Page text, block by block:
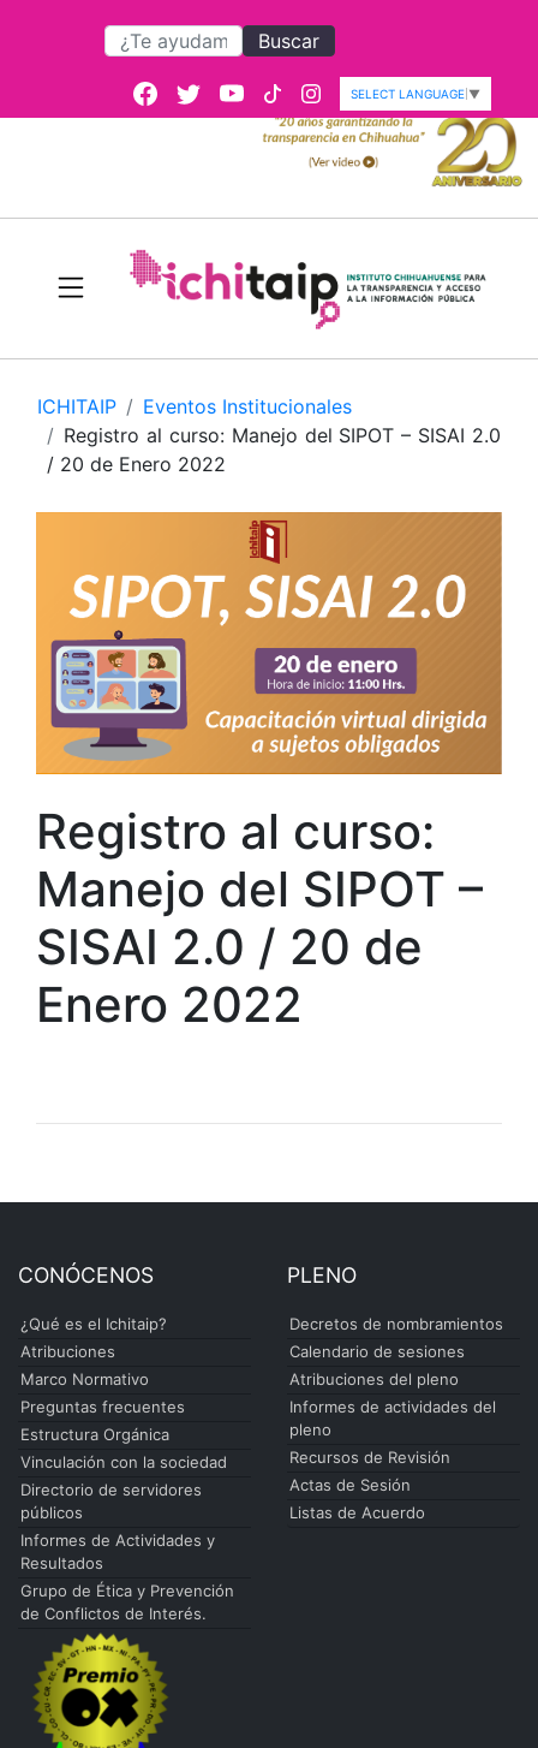
Buscar
SELECT LANGUAGE ▼
ICHITAIP
Eventos Institucionales
Registro al curso: Manejo del SIPOT – SISAI 2.0
/ 20 de Enero 2022
Registro al curso:
Manejo del SIPOT –
SISAI 2.0 / 20 de
Enero 2022
CONÓCENOS
¿Qué es el Ichitaip?
Atribuciones
Marco Normativo
Preguntas frecuentes
Estructura Orgánica
Vinculación con la sociedad
Directorio de servidores
públicos
Informes de Actividades y
Resultados
Grupo de Ética y Prevención
de Conflictos de Interés.
PLENO
Decretos de nombramientos
Calendario de sesiones
Atribuciones del pleno
Informes de actividades del
pleno
Recursos de Revisión
Actas de Sesión
Listas de Acuerdo